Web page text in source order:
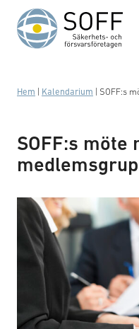
Hoppa till innehåll
Hem Kalendarium SOFF:s
SOFF:s möte
Business meeting